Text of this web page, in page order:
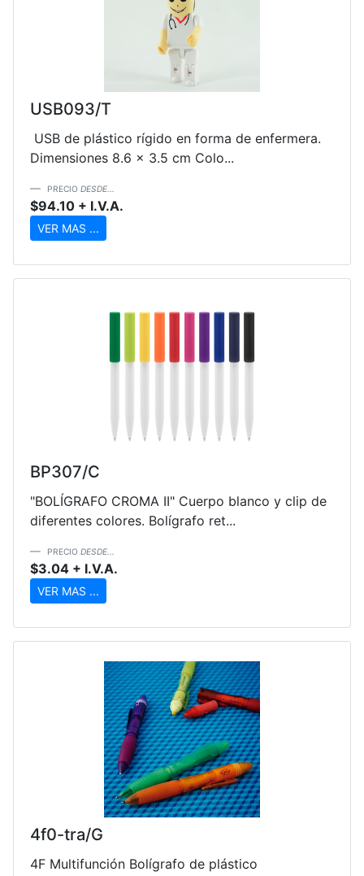
USB093/T
USB de plástico rígido en forma de enfermera.
Dimensiones 8.6 × 3.5 cm Colo...
PRECIO DESDE...
$94.10 + I.V.A.
VER MAS ...
BP307/C
"BOLÍGRAFO CROMA II" Cuerpo blanco y clip de
diferentes colores. Bolígrafo ret...
PRECIO DESDE...
$3.04 + I.V.A.
VER MAS ...
4f0-tra/G
4F Multifunción Bolígrafo de plástico